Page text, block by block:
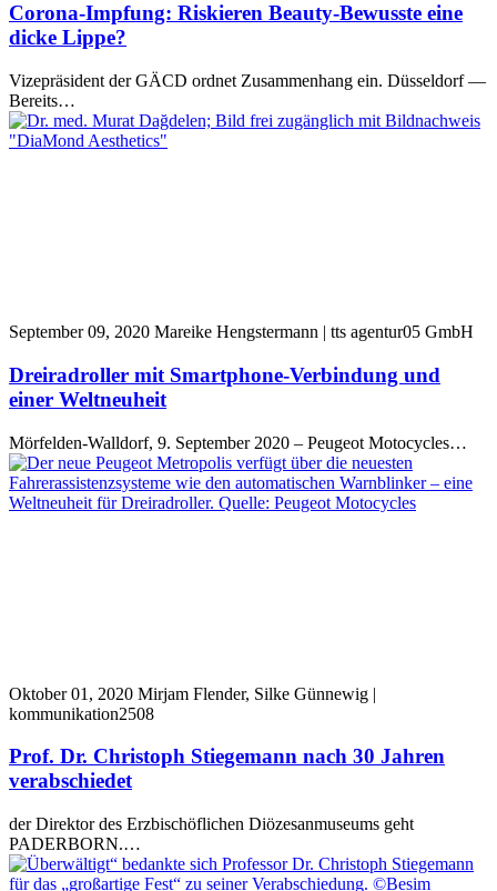
Corona-Impfung: Riskieren Beauty-Bewusste eine
dicke Lippe?
Vizepräsident der GÄCD ordnet Zusammenhang ein. Düsseldorf —
Bereits…
September 09, 2020 Mareike Hengstermann | tts agentur05 GmbH
Dreiradroller mit Smartphone-Verbindung und
einer Weltneuheit
Mörfelden-Walldorf, 9. September 2020 – Peugeot Motocycles…
Oktober 01, 2020 Mirjam Flender, Silke Günnewig |
kommunikation2508
Prof. Dr. Christoph Stiegemann nach 30 Jahren
verabschiedet
der Direktor des Erzbischöflichen Diözesanmuseums geht
PADERBORN.…